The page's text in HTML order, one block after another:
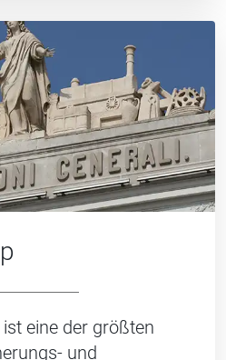
eine der größten
und